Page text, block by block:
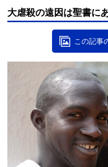
大虐殺の遠因は聖書に
この記事